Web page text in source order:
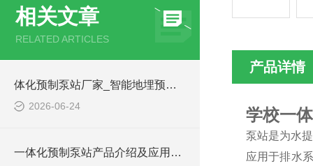
相关文章
RELATED ARTICLES
体化预制泵站厂家_智能地埋预制泵站-凌科环保
2026-06-24
一体化预制泵站产品介绍及应用范围
产品详情
学校一
泵站是为水
应用于排水